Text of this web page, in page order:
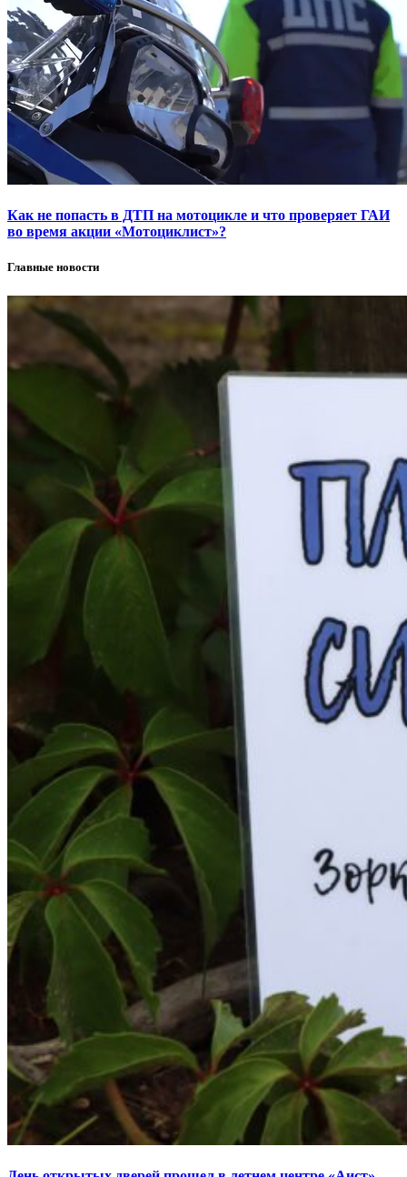
Как не попасть в ДТП на мотоцикле и что проверяет ГАИ
во время акции «Мотоциклист»?
Главные новости